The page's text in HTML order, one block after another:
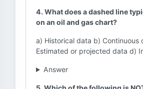
4. What does a dashed line
on an oil and gas chart?
a) Historical data b) Continuous
Estimated or projected data d)
Answer